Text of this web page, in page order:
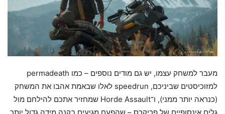
מעבר למשחק עצמו, יש גם מודים נוספים – כמו permadeath
למזוכיסטים שביניכם, speedrun לאלו שבאמת אהבו את המשחק
(כנראה יותר ממני), ו־Horde Assault שמחזיר אתכם להילחם מול